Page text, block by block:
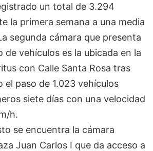
un total de 3.294
la primera semana a una media
segunda cámara que presenta
vehículos es la ubicada en la
con Calle Santa Rosa tras
el paso de 1.023 vehículos
siete días con una velocidad
h.
se encuentra la cámara
Juan Carlos I que da acceso a